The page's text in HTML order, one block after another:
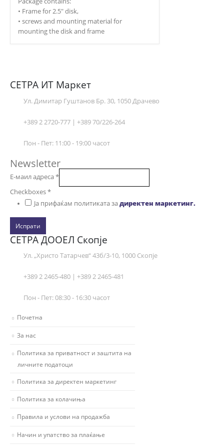
• Frame for 2.5″ disk,
• screws and mounting material for
mounting the disk and frame
СЕТРА ИТ Маркет
Ул. Димитар Гуштанов Бр. 30, 1050 Драчево
+389 2 2720-777 | +389 70/226-264
Пон - Пет: 11:00 - 19:00 часот
Newsletter
Е-маил адреса*
Checkboxes*
Ја прифаќам политиката задиректен маркетинг.
Испрати
СЕТРА ДООЕЛ Скопје
Ул. „Христо Татарчев“ 43б/3-10, 1000 Скопје
+389 2 2465-480 | +389 2 2465-481
Пон - Пет: 08:30 - 16:30 часот
Почетна
За нас
Политика за приватност и заштита на
личните податоци
Политика за директен маркетинг
Политика за колачиња
Правила и услови на продажба
Начин и упатство за плаќање